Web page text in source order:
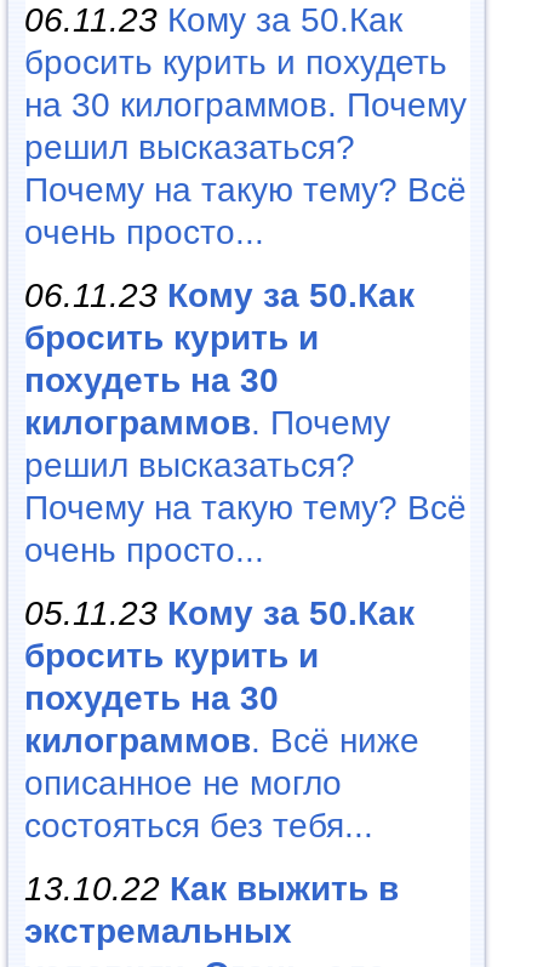
06.11.23 Кому за 50.Как
бросить курить и похудеть
на 30 килограммов. Почему
решил высказаться?
Почему на такую тему? Всё
очень просто...
06.11.23 Кому за 50.Как
бросить курить и
похудеть на 30
килограммов. Почему
решил высказаться?
Почему на такую тему? Всё
очень просто...
05.11.23 Кому за 50.Как
бросить курить и
похудеть на 30
килограммов. Всё ниже
описанное не могло
состояться без тебя...
13.10.22 Как выжить в
экстремальных